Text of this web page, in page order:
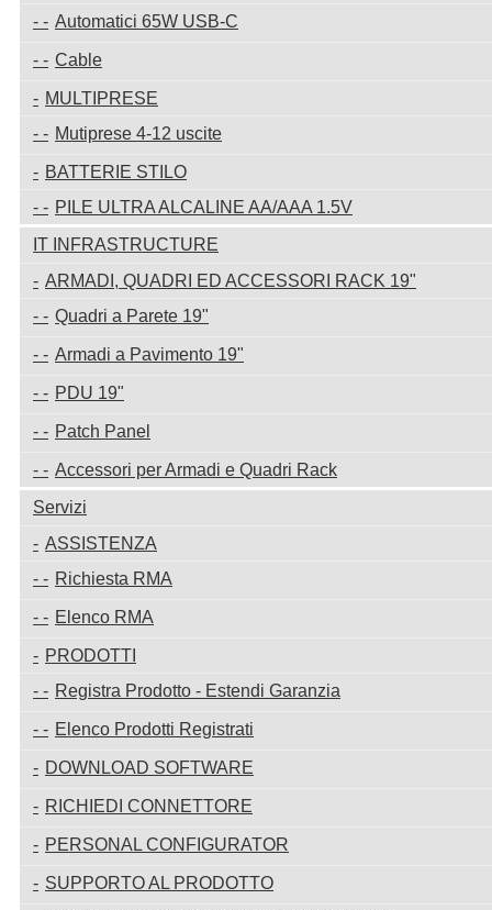
Automatici 65W USB-C
Cable
MULTIPRESE
Mutiprese 4-12 uscite
BATTERIE STILO
PILE ULTRA ALCALINE AA/AAA 1.5V
IT INFRASTRUCTURE
ARMADI, QUADRI ED ACCESSORI RACK 19"
Quadri a Parete 19"
Armadi a Pavimento 19"
PDU 19"
Patch Panel
Accessori per Armadi e Quadri Rack
Servizi
ASSISTENZA
Richiesta RMA
Elenco RMA
PRODOTTI
Registra Prodotto - Estendi Garanzia
Elenco Prodotti Registrati
DOWNLOAD SOFTWARE
RICHIEDI CONNETTORE
PERSONAL CONFIGURATOR
SUPPORTO AL PRODOTTO